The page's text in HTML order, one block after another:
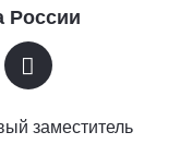
России
заместитель